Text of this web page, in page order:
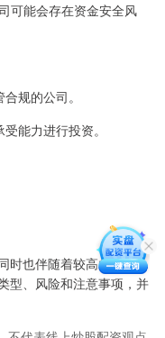
可能会存在资金安全风
规的公司。
能力进行投资。
时也伴随着较高的风险。
型、风险和注意事项，并